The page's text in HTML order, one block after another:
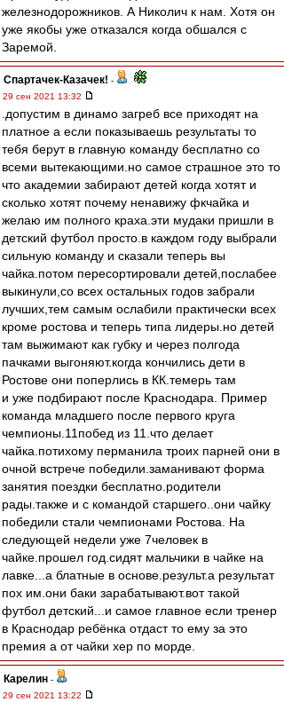
железнодорожников. А Николич к нам. Хотя он
уже якобы уже отказался когда обшался с
Заремой.
Спартачек-Казачек! -
29 сен 2021 13:32
.допустим в динамо загреб все приходят на
платное а если показываешь результаты то
тебя берут в главную команду бесплатно со
всеми вытекающими.но самое страшное это то
что академии забирают детей когда хотят и
сколько хотят почему ненавижу фкчайка и
желаю им полного краха.эти мудаки пришли в
детский футбол просто.в каждом году выбрали
сильную команду и сказали теперь вы
чайка.потом пересортировали детей,послабее
выкинули,со всех остальных годов забрали
лучших,тем самым ослабили практически всех
кроме ростова и теперь типа лидеры.но детей
там выжимают как губку и через полгода
пачками выгоняют.когда кончились дети в
Ростове они поперлись в КК.темерь там
и уже подбирают после Краснодара. Пример
команда младшего после первого круга
чемпионы.11побед из 11.что делает
чайка.потихому перманила троих парней они в
очной встрече победили.заманивают форма
занятия поездки бесплатно.родители
рады.также и с командой старшего..они чайку
победили стали чемпионами Ростова. На
следующей недели уже 7человек в
чайке.прошел год.сидят мальчики в чайке на
лавке...а блатные в основе.результ.а результат
пох им.они баки зарабатывают.вот такой
футбол детский...и самое главное если тренер
в Краснодар ребёнка отдаст то ему за это
премия а от чайки хер по морде.
Карелин -
29 сен 2021 13:22